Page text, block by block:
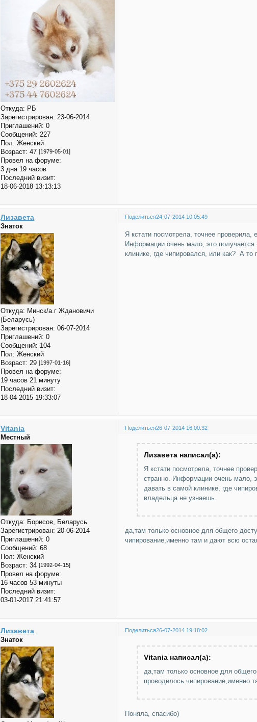
Откуда: РБ
Зарегистрирован: 23-06-2014
Приглашений: 0
Сообщений: 227
Пол: Женский
Возраст: 47[1979-05-01]
Провел на форуме:
3 дня 19 часов
Последний визит:
18-06-2018 13:13:13
Поделиться24-07-2014 10:05:49
Лизавета
Знаток
Откуда: Минск/а.г Ждановичи
(Беларусь)
Зарегистрирован: 06-07-2014
Приглашений: 0
Сообщений: 104
Пол: Женский
Возраст: 29[1997-01-16]
Провел на форуме:
19 часов 21 минуту
Последний визит:
18-04-2015 19:33:07
Я кстати посмотрела, точнее проверила,
Информации очень мало, это
клинике, где чипировался, или как? А
Поделиться26-07-2014 16:00:32
Vitania
Местный
Откуда: Борисов, Беларусь
Зарегистрирован: 20-06-2014
Приглашений: 0
Сообщений: 68
Пол: Женский
Возраст: 34[1992-04-15]
Провел на форуме:
16 часов 53 минуты
Последний визит:
03-01-2017 21:41:57
Лизавета написал(а):
Я кстати посмотрела, точнее
странно. Информации очень мало,
давать в самой клинике, где
владельца не узнаешь.
да,там только основное для общего
чипирование,именно там и дают всю
Поделиться26-07-2014 19:18:02
Лизавета
Знаток
Vitania написал(а):
да,там только основное для
проводилось чипирование,именно
Поняла, спасибо)